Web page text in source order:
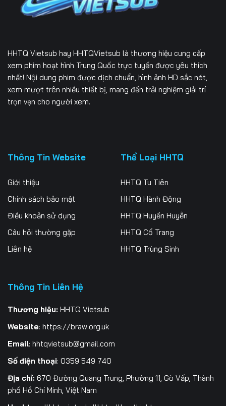
HHTQ Vietsub hay HHTQVietsub là thương hiệu cung cấp
xem phim hoạt hình Trung Quốc trực tuyến được yêu thích
nhất! Nội dung phim được dịch chuẩn, hình ảnh HD sắc nét,
xem mượt trên nhiều thiết bị, mang đến trải nghiệm giải trí
trọn vẹn cho người xem.
Thông Tin Website
Giới thiệu
Chính sách bảo mật
Điều khoản sử dụng
Câu hỏi thường gặp
Liên hệ
Thể Loại HHTQ
HHTQ Tu Tiên
HHTQ Hành Động
HHTQ Huyền Huyễn
HHTQ Cổ Trang
HHTQ Trùng Sinh
Thông Tin Liên Hệ
Thương hiệu: HHTQ Vietsub
Website: https://braw.org.uk
Email: hhtqvietsub@gmail.com
Số điện thoại: 0359 549 740
Địa chỉ: 670 Đường Quang Trung, Phường 11, Gò Vấp, Thành
phố Hồ Chí Minh, Việt Nam